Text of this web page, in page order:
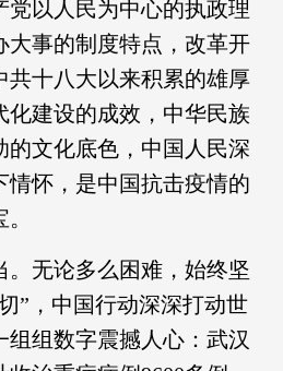
党以人民为中心的执政理
大事的制度特点，改革开
共十八大以来积累的雄厚
化建设的成效，中华民族
的文化底色，中国人民深
情怀，是中国抗击疫情的
。无论多么困难，始终坚
”，中国行动深深打动世
组数字震撼人心：武汉